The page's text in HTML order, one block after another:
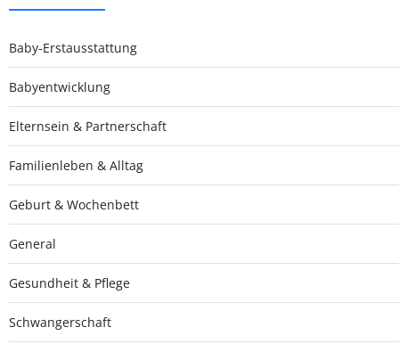
Baby-Erstausstattung
Babyentwicklung
Elternsein & Partnerschaft
Familienleben & Alltag
Geburt & Wochenbett
General
Gesundheit & Pflege
Schwangerschaft